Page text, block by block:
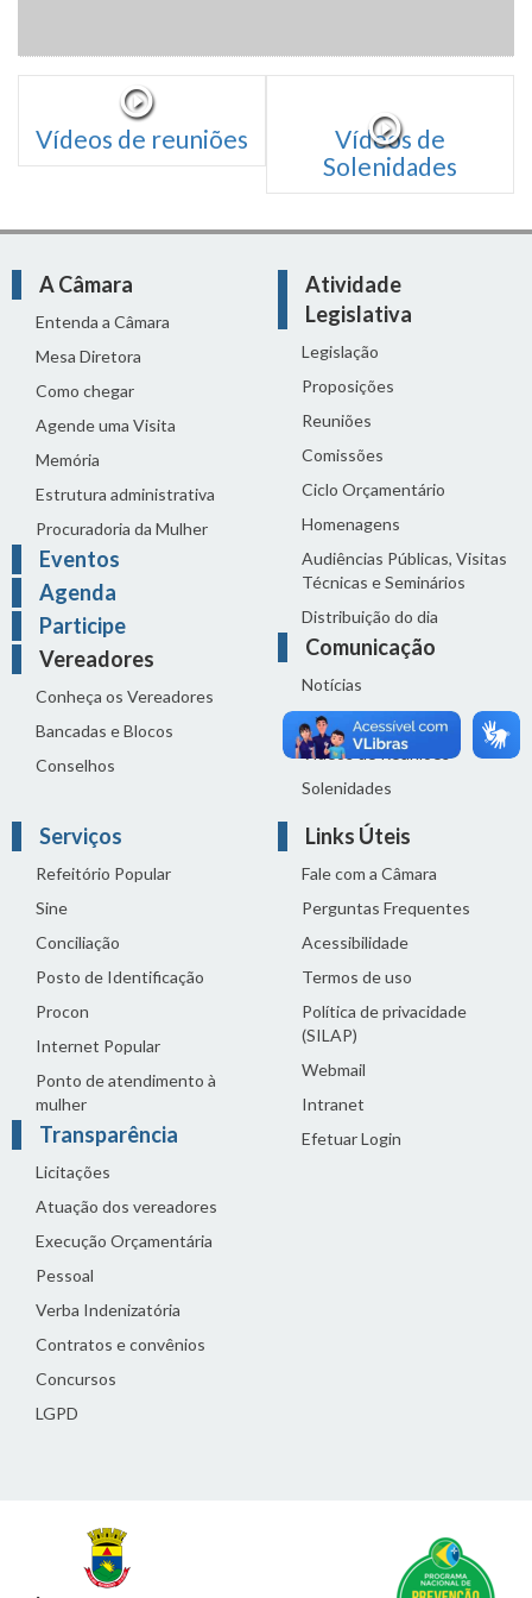
Vídeos de reuniões
Vídeos de
Solenidades
A Câmara
Entenda a Câmara
Mesa Diretora
Como chegar
Agende uma Visita
Memória
Estrutura administrativa
Procuradoria da Mulher
Eventos
Agenda
Participe
Vereadores
Conheça os Vereadores
Bancadas e Blocos
Conselhos
Atividade
Legislativa
Legislação
Proposições
Reuniões
Comissões
Ciclo Orçamentário
Homenagens
Audiências Públicas, Visitas
Técnicas e Seminários
Distribuição do dia
Comunicação
Notícias
Sala de Imprensa
Vídeos de Reuniões
Solenidades
Serviços
Refeitório Popular
Sine
Conciliação
Posto de Identificação
Procon
Internet Popular
Ponto de atendimento à
mulher
Transparência
Licitações
Atuação dos vereadores
Execução Orçamentária
Pessoal
Verba Indenizatória
Contratos e convênios
Concursos
LGPD
Links Úteis
Fale com a Câmara
Perguntas Frequentes
Acessibilidade
Termos de uso
Política de privacidade
(SILAP)
Webmail
Intranet
Efetuar Login